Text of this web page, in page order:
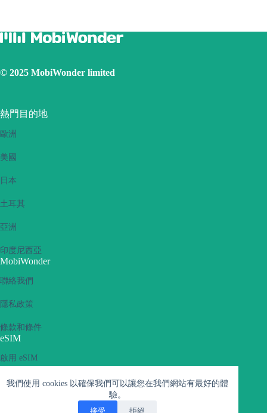
我們使用 cookies 以確保我們可以讓您在我們網站有最好的體
驗。
接受
拒絕
使用實體 SIM 卡連線網際網路，然後開啟個人熱點功能，再
如果問題仍然存在，請聯絡我們的客戶服務團隊。
© 2025 MobiWonder limited
熱門目的地
歐洲
美國
日本
土耳其
亞洲
印度尼西亞
MobiWonder
聯絡我們
隱私政策
條款和條件
eSIM
啟用 eSIM
什麼是 eSIM